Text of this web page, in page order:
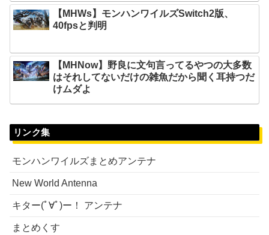
【MHWs】モンハンワイルズSwitch2版、
40fpsと判明
【MHNow】野良に文句言ってるやつの大多数
はそれしてないだけの雑魚だから聞く耳持つだ
けムダよ
リンク集
モンハンワイルズまとめアンテナ
New World Antenna
キター(ﾟ∀ﾟ)ー！ アンテナ
まとめくす